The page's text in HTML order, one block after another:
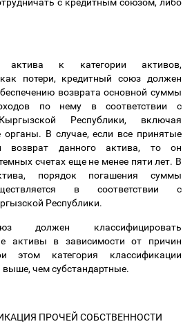
актива к категории активов,
потери, кредитный союз должен
возврата основной суммы
по нему в соответствии с
Республики, включая
В случае, если все принятые
возврат данного актива, то он
счетах еще не менее пяти лет. В
порядок погашения суммы
в соответствии с
Республики.
должен классифицировать
активы в зависимости от причин
этом категория классификации
чем субстандартные.
ПРОЧЕЙ СОБСТВЕННОСТИ